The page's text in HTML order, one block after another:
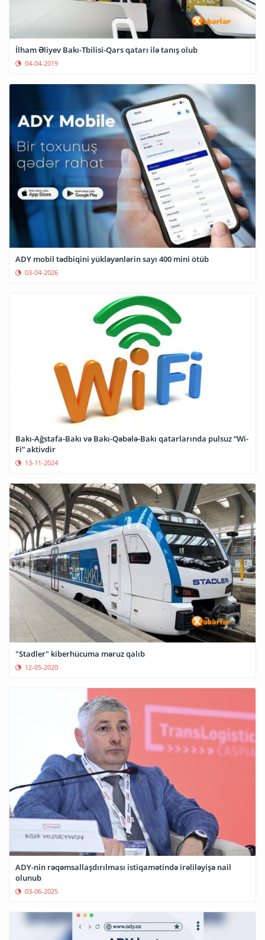
İlham Əliyev Bakı-Tbilisi-Qars qatarı ilə tanış olub
04-04-2019
ADY mobil tədbiqini yükləyənlərin sayı 400 mini ötüb
03-04-2026
Bakı-Ağstafa-Bakı və Bakı-Qəbələ-Bakı qatarlarında pulsuz “Wi-
Fi” aktivdir
13-11-2024
"Stadler" kiberhücuma məruz qalıb
12-05-2020
ADY-nin rəqəmsallaşdırılması istiqamətində irəliləyişə nail
olunub
03-06-2025